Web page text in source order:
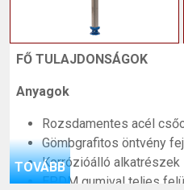
TOVÁBB
FŐ TULAJDONSÁGOK
Anyagok
Rozsdamentes acél
Gömbgrafitos öntvény
Korrózióálló alkatrészek
EPDM gumival teljes